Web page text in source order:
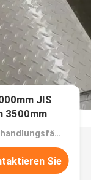
JIS
3500mm
Preis：Verhandlungsfähig
Sie